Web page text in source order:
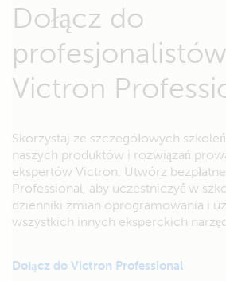
Dołącz do
Victron
Skorzystaj ze szczegółowych
naszych produktów i rozwiązań
ekspertów Victron. Utwórz
Professional, aby uczestniczyć w
dzienniki zmian oprogramowania i
wszystkich innych eksperckich
Dołącz do Victron Professional